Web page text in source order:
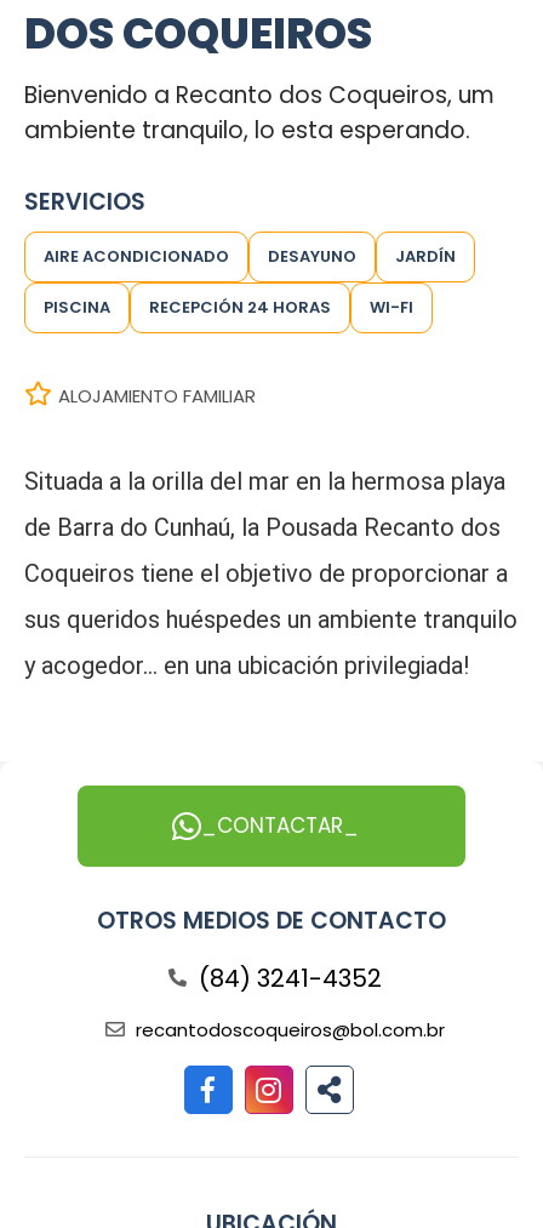
DOS COQUEIROS
Bienvenido a Recanto dos Coqueiros, um
ambiente tranquilo, lo esta esperando.
SERVICIOS
AIRE ACONDICIONADO DESAYUNO JARDÍN
PISCINA RECEPCIÓN 24 HORAS WI-FI
ALOJAMIENTO FAMILIAR
Situada a la orilla del mar en la hermosa playa
de Barra do Cunhaú, la Pousada Recanto dos
Coqueiros tiene el objetivo de proporcionar a
sus queridos huéspedes un ambiente tranquilo
y acogedor… en una ubicación privilegiada!
_CONTACTAR_
OTROS MEDIOS DE CONTACTO
(84) 3241-4352
recantodoscoqueiros@bol.com.br